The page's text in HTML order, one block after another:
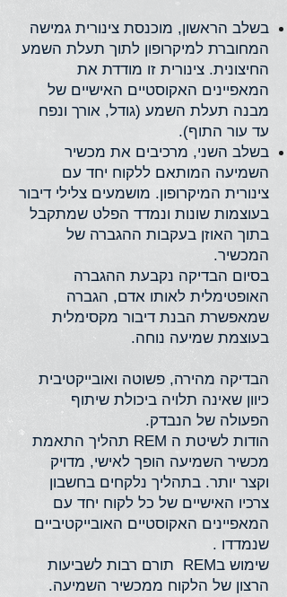
בשלב הראשון, מוכנסת צינורית גמישה
המחוברת למיקרופון לתוך תעלת השמע
החיצונית. צינורית זו מודדת את
המאפיינים האקוסטיים האישיים של
מבנה תעלת השמע (גודל, אורך ונפח
עד עור התוף).
בשלב השני, מרכיבים את מכשיר
השמיעה המותאם ללקוח יחד עם
צינורית המיקרופון. מושמעים צלילי דיבור
בעוצמות שונות ונמדד הפלט שמתקבל
בתוך האוזן בעקבות ההגברה של
המכשיר.
בסיום הבדיקה נקבעת ההגברה
האופטימלית לאותו אדם, הגברה
שמאפשרת הבנת דיבור מקסימלית
בעוצמת שמיעה נוחה.
הבדיקה מהירה, פשוטה ואובייקטיבית
כיוון שאינה תלויה ביכולת שיתוף
הפעולה של הנבדק.
הודות לשיטת ה REM תהליך התאמת
מכשיר השמיעה הופך לאישי, מדויק
וקצר יותר. בתהליך נלקחים בחשבון
צרכיו האישיים של כל לקוח יחד עם
המאפיינים האקוסטיים האובייקטיביים
שנמדדו .
שימוש בREM תורם רבות לשביעות
הרצון של הלקוח ממכשיר השמיעה.